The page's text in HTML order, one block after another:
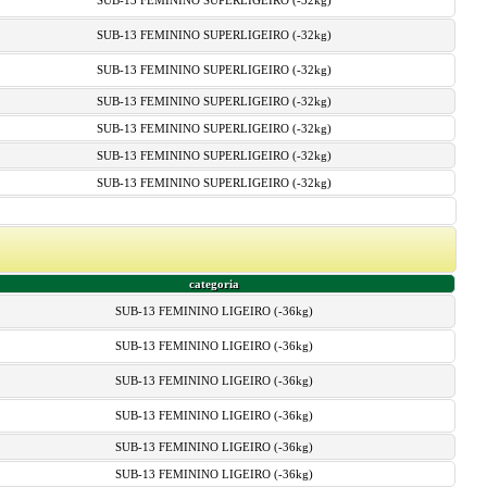
SUB-13 FEMININO SUPERLIGEIRO (-32kg)
SUB-13 FEMININO SUPERLIGEIRO (-32kg)
SUB-13 FEMININO SUPERLIGEIRO (-32kg)
SUB-13 FEMININO SUPERLIGEIRO (-32kg)
SUB-13 FEMININO SUPERLIGEIRO (-32kg)
SUB-13 FEMININO SUPERLIGEIRO (-32kg)
categoria
SUB-13 FEMININO LIGEIRO (-36kg)
SUB-13 FEMININO LIGEIRO (-36kg)
SUB-13 FEMININO LIGEIRO (-36kg)
SUB-13 FEMININO LIGEIRO (-36kg)
SUB-13 FEMININO LIGEIRO (-36kg)
SUB-13 FEMININO LIGEIRO (-36kg)